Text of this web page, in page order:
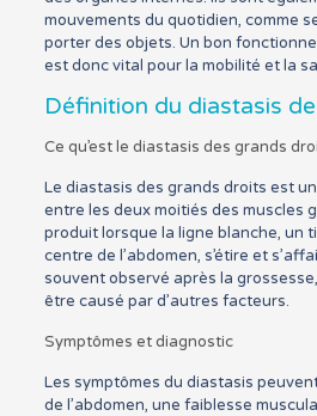
mouvements du quotidien, comme
porter des objets. Un bon
est donc vital pour la mobilité et la
Définition du diastasis
Ce qu’est le diastasis des grands
Le diastasis des grands droits est
entre les deux moitiés des muscles
produit lorsque la ligne blanche, un
centre de l’abdomen, s’étire et
souvent observé après la
être causé par d’autres facteurs.
Symptômes et diagnostic
Les symptômes du diastasis
de l’abdomen, une faiblesse